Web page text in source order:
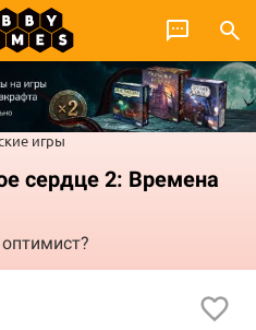
игры
сердце 2: Времена